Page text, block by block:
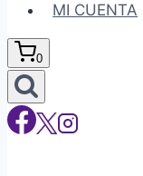
MI CUENTA
0